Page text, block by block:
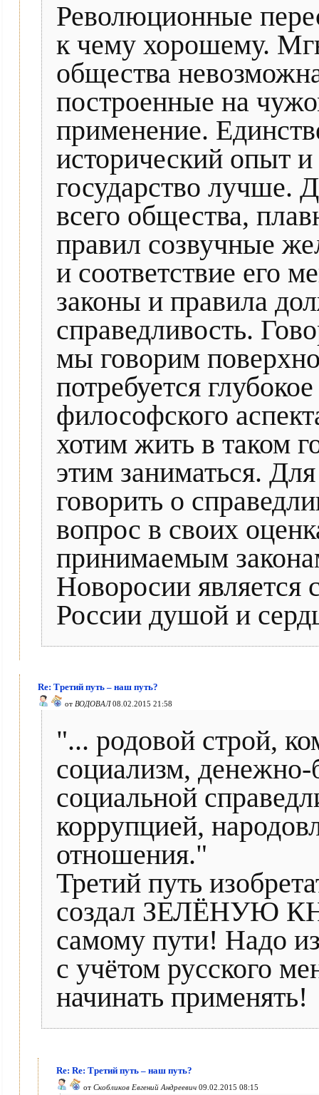
Революционные
к чему хорошему.
общества
построенные на
применение.
исторический опыт
государство лучше.
всего общества,
правил созвучные
и соответствие его
законы и правила
справедливость.
мы говорим
потребуется
философского
хотим жить в таком
этим заниматься.
говорить о
вопрос в своих
принимаемым
Новоросии является
России душой и
Re: Третий путь – наш путь?
от ВОДОВАЛ08.02.2015 21:58
"... родовой строй,
социализм, денежно-
социальной
коррупцией,
отношения."
Третий путь
создал ЗЕЛЁНУЮ
самому пути! Надо
с учётом русского
начинать применять!
Re: Re: Третий путь – наш путь?
от Скобликов Евгений Андреевич 09.02.2015 08:15